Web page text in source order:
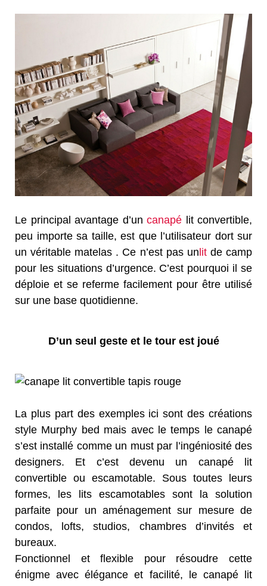
Le principal avantage d’un canapé lit convertible,
peu importe sa taille, est que l’utilisateur dort sur
un véritable matelas . Ce n’est pas unlitde camp
pour les situations d’urgence. C’est pourquoi il se
déploie et se referme facilement pour être utilisé
sur une base quotidienne.
D’un seul geste et le tour est joué
La plus part des exemples ici sont des créations
style Murphy bed mais avec le temps le canapé
s’est installé comme un must par l’ingéniosité des
designers. Et c’est devenu un canapé lit
convertible ou escamotable. Sous toutes leurs
formes, les lits escamotables sont la solution
parfaite pour un aménagement sur mesure de
condos, lofts, studios, chambres d’invités et
bureaux.
Fonctionnel et flexible pour résoudre cette
énigme avec élégance et facilité, le canapé lit